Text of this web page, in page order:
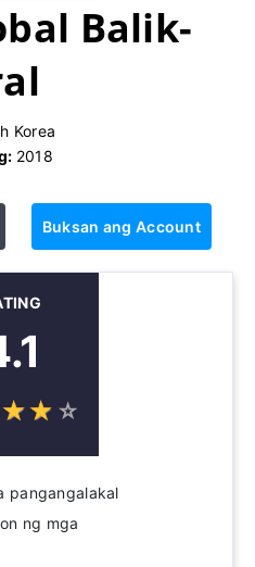
Balik-
Korea
2018
Buksan ang Account
☆☆ ☆
★★ ★
pangangalakal
ng mga